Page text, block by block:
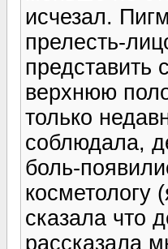
исчезал.
прелесть-
представить
верхнюю
только
соблюдала,
боль-
косметологу
сказала что
рассказала